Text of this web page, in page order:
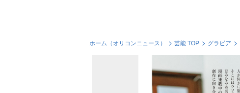
ホーム（オリコンニュース） 芸能 TOP グラビア